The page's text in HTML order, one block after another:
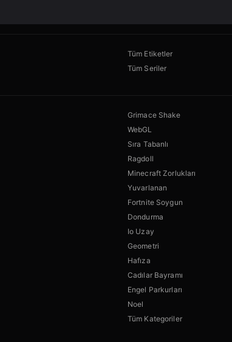
Tüm Etiketler
Tüm Seriler
Grimace Shake
WebGL
Sıra Tabanlı
Ragdoll
Minecraft Zorlukları
Yuvarlanan
Fortnite Soygun
Dondurma
Io Uzay
Geometri
Hafıza
Cadılar Bayramı
Engel Parkurları
Noel
Tüm Kategoriler